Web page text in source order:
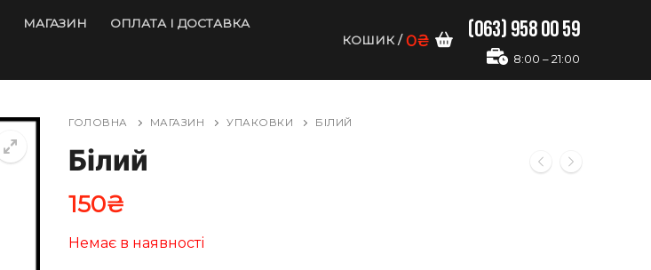
МАГАЗИН ОПЛАТА І ДОСТАВКА
КОШИК / 0₴ (063) 958 00 59
8:00 – 21:00
ГОЛОВНА МАГАЗИН УПАКОВКИ БІЛИЙ
Білий
150₴
Немає в наявності